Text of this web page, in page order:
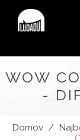
WOW
-
Domov /